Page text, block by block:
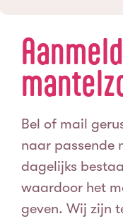
Bel of mail
naar passende
dagelijks
waardoor het
geven. Wij zijn